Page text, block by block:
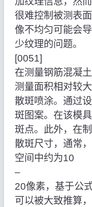
很难控制被测表
像不均匀可能会
少纹理的问题。
[0051]
在测量钢筋混凝
测量面积相对较
散斑喷涂。通过
斑图案。在该模
斑点。此外，在
散斑尺寸，通常
空间中约为10
–
20像素，基于公
可以被大致推算